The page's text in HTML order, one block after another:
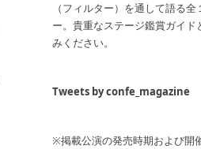
（フィルター）を通して語る
ー。貴重なステージ鑑賞ガイド
みください。
Tweets by confe_magazine
※掲載公演の発売時期および開